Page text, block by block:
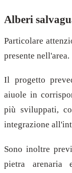
Alberi
Particolare
presente nell'area.
Il progetto
aiuole in
più sviluppati,
integrazione
Sono inoltre
pietra arenaria